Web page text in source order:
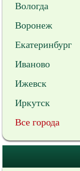
Вологда
Воронеж
Екатеринбург
Иваново
Ижевск
Иркутск
Все города